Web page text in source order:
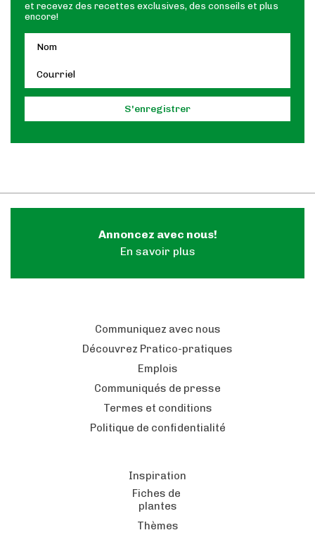
et recevez des recettes exclusives, des conseils et plus
encore!
Annoncez avec nous!
En savoir plus
Communiquez avec nous
Découvrez Pratico-pratiques
Emplois
Communiqués de presse
Termes et conditions
Politique de confidentialité
Inspiration
Fiches de
plantes
Thèmes